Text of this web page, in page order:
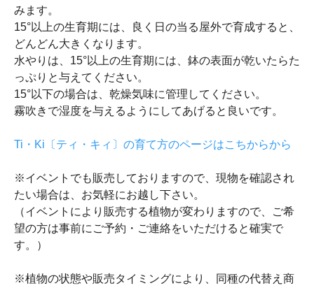
みます。
15°以上の生育期には、良く日の当る屋外で育成すると、
どんどん大きくなります。
水やりは、15°以上の生育期には、鉢の表面が乾いたらた
っぷりと与えてください。
15°以下の場合は、乾燥気味に管理してください。
霧吹きで湿度を与えるようにしてあげると良いです。
Ti・Ki〔ティ・キィ〕の育て方のページはこちからから
※イベントでも販売しておりますので、現物を確認され
たい場合は、お気軽にお越し下さい。
（イベントにより販売する植物が変わりますので、ご希
望の方は事前にご予約・ご連絡をいただけると確実で
す。）
※植物の状態や販売タイミングにより、同種の代替え商